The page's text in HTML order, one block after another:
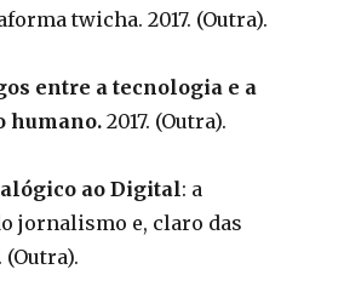
twicha. 2017. (Outra).
entre a tecnologia e a
humano. 2017. (Outra).
ao Digital: a
jornalismo e, claro das
(Outra).